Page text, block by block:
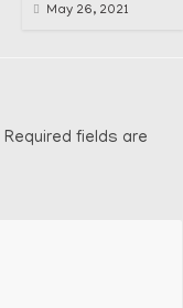
May 26, 2021
Required fields are